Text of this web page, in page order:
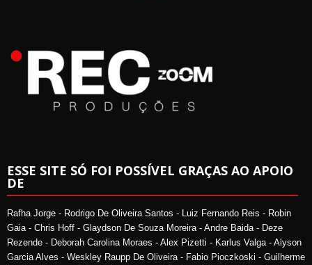
ESSE SITE SÓ FOI POSSÍVEL GRAÇAS AO APOIO
DE
Rafha Jorge - Rodrigo De Oliveira Santos - Luiz Fernando Reis - Robin
Gaia - Chris Hoff - Glaydson De Souza Moreira - Andre Baida - Deze
Rezende - Deborah Carolina Moraes - Alex Pizetti - Karlus Valga - Alyson
Garcia Alves - Weskley Raupp De Oliveira - Fabio Pioczkoski - Guilherme